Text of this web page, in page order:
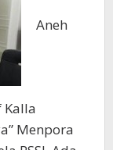
Aneh
Kalla
Menpora